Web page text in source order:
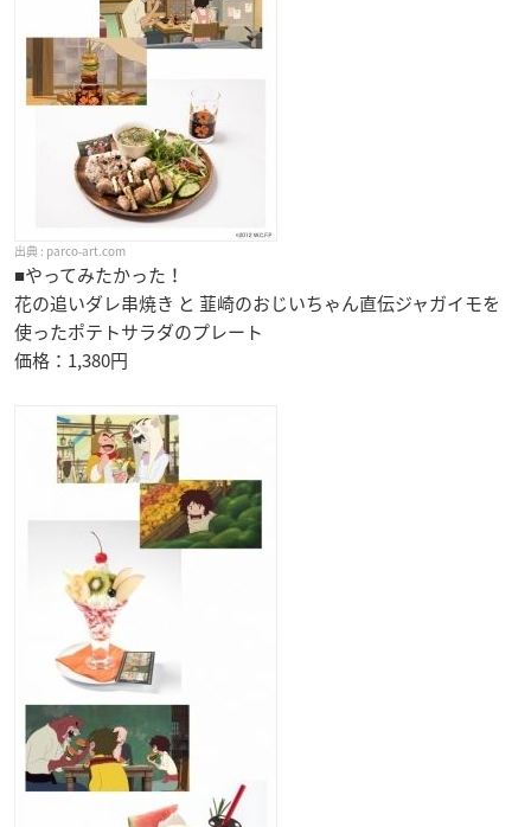
parco-art.com
■やってみたかった！
花の追いダレ串焼き と 韮崎のおじいちゃん直伝ジャガイモを
使ったポテトサラダのプレート
価格：1,380円